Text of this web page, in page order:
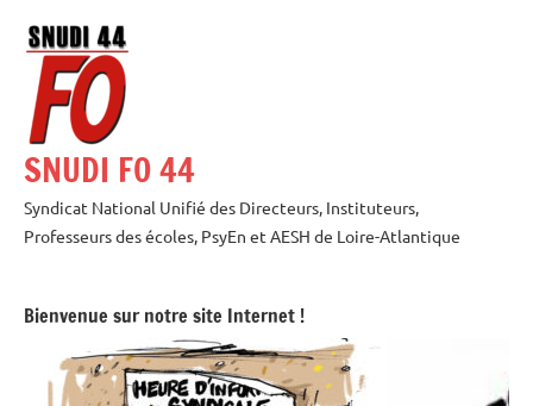
contenu
SNUDI FO 44
Syndicat National Unifié des Directeurs, Instituteurs,
Professeurs des écoles, PsyEn et AESH de Loire-Atlantique
Bienvenue sur notre site Internet !